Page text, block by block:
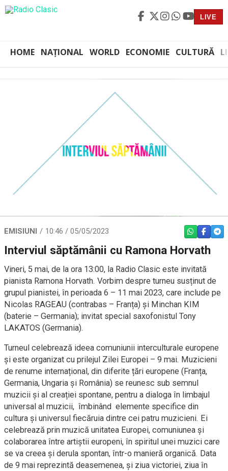
LIVE
HOME NAȚIONAL WORLD ECONOMIE CULTURĂ
EMISIUNI 10:46 / 05/05/2023 WHATSAPP
Interviul săptămânii cu Ramona Horvath
Vineri, 5 mai, de la ora 13:00, la Radio Clasic este invitată
pianista Ramona Horvath. Vorbim despre turneu susținut de
grupul pianistei, în perioada 6 – 11 mai 2023, care include pe
Nicolas RAGEAU (contrabas – Franța) și Minchan KIM
(baterie – Germania); invitat special saxofonistul Tony
LAKATOS (Germania).
Turneul celebrează ideea comuniunii interculturale europene
și este organizat cu prilejul Zilei Europei – 9 mai. Muzicieni
de renume internațional, din diferite țări europene (Franța,
Germania, Ungaria și România) se reunesc sub semnul
muzicii și al creației spontane, pentru a dialoga în limbajul
universal al muzicii, îmbinând elemente specifice din
cultura și universul fiecăruia dintre cei patru muzicieni. Ei
celebrează prin muzică unitatea Europei, comuniunea și
colaborarea între artiștii europeni, în spiritul unei muzici care
se va creea și derula spontan, într-o manieră organică. Data
de 9 mai reprezintă deasemenea, și ziua victoriei, ziua în